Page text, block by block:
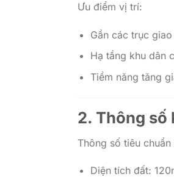
Ưu điểm vị trí:
Gần các trục
Hạ tầng khu dân
Tiềm năng tăng
2. Thông số
Thông số tiêu
Diện tích đất: